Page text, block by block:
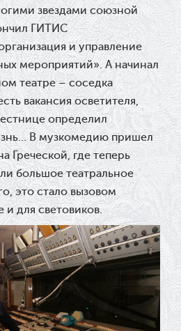
звездами союзной
ГИТИС
и управление
мероприятий». А начинал
театре – соседка
вакансия осветителя,
определил
В музкомедию пришел
Греческой, где теперь
большое театральное
это стало вызовом
и для световиков.